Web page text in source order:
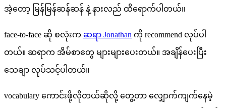
အဲ့တော့ မြန်မြန်ဆန်ဆန် နဲ့ နားလည် ထိရောက်ပါတယ်။
face-to-face ဆို စလုံးက ဆရာ Jonathan ကို recommend လုပ်ပါ
တယ်။ ဆရာက အိမ်စာတွေ များများပေးတယ်။ အချိန်ပေးပြီး
သေချာ လုပ်သင့်ပါတယ်။
vocabulary ကောင်းဖို့လိုတယ်ဆိုလို့ တွေ့တာ လျှောက်ကျက်နေမဲ့